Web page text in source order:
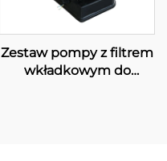
Zestaw pompy z filtrem
wkładkowym do